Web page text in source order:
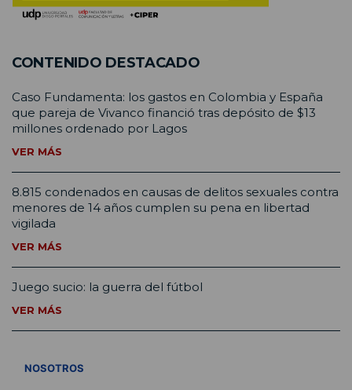
CONTENIDO DESTACADO
Caso Fundamenta: los gastos en Colombia y España
que pareja de Vivanco financió tras depósito de $13
millones ordenado por Lagos
VER MÁS
8.815 condenados en causas de delitos sexuales contra
menores de 14 años cumplen su pena en libertad
vigilada
VER MÁS
Juego sucio: la guerra del fútbol
VER MÁS
NOSOTROS